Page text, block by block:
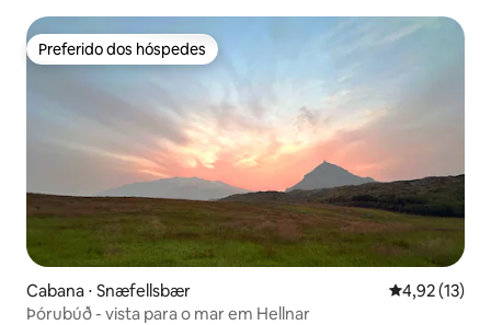
Preferido dos hóspedes
Preferido dos hóspedes
Cabana ⋅ Snæfellsbær 4,92 de uma
4,92 (13)
Þórubúð - vista para o mar em Hellnar